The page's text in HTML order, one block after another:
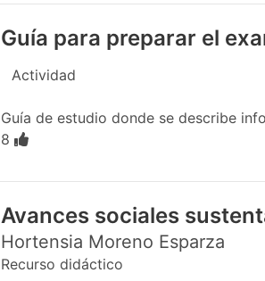
Guía para preparar el
Actividad
Guía de estudio donde se describe
8
Avances sociales
Hortensia Moreno Esparza
Recurso didáctico